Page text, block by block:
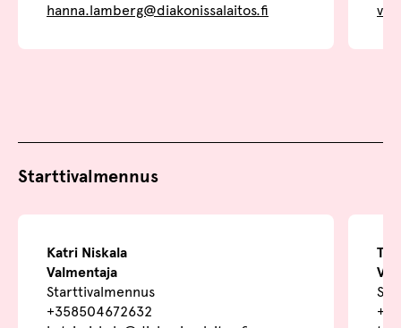
hanna.lamberg@diakonissalaitos.fi
Starttivalmennus
Katri Niskala
Valmentaja
Starttivalmennus
+358504672632